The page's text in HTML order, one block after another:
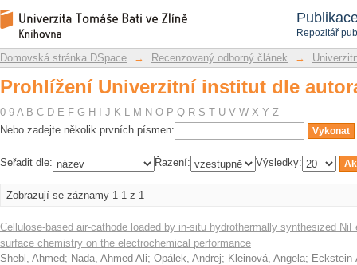
Repozitář
Prohlížení Univerzitní institut dle
Repozitář DSpace/Manakin
Domovská stránka DSpace → Recenzovaný odborný článek →
Prohlížení Univerzitní institut dle
0-9 A B C D E F G H J K L M N O P Q R S T U V W X Y Z
Nebo zadejte několik prvních písmen:
Seřadit dle: Řazení: Výsledky:
Zobrazují se záznamy 1-1 z 1
Cellulose-based air-cathode loaded by in-situ hydrothermally synthesized
surface chemistry on the electrochemical performance
Shebl, Ahmed; Nada, Ahmed Ali; Opálek, Andrej; Kleinová, Angela;